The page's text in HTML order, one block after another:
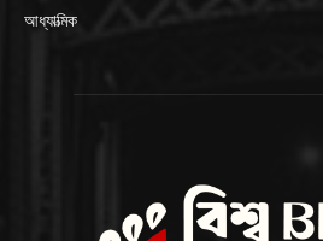
আধ্যাত্মিক